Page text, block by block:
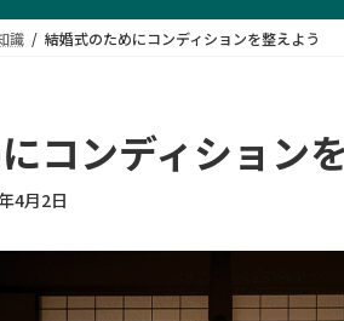
識 結婚式のためにコンディションを整えよう
コンディション
4月2日